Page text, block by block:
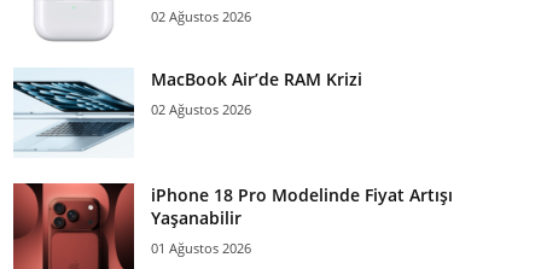
02 Ağustos 2026
MacBook Air’de RAM Krizi
02 Ağustos 2026
iPhone 18 Pro Modelinde Fiyat Artışı
Yaşanabilir
01 Ağustos 2026